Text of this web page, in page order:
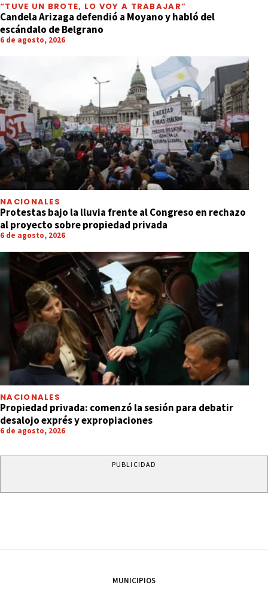
“TUVE UN BROTE, LO VOY A TRABAJAR”
Candela Arizaga defendió a Moyano y habló del
escándalo de Belgrano
6 de agosto, 2026
NACIONALES
Protestas bajo la lluvia frente al Congreso en rechazo
al proyecto sobre propiedad privada
6 de agosto, 2026
NACIONALES
Propiedad privada: comenzó la sesión para debatir
desalojo exprés y expropiaciones
6 de agosto, 2026
PUBLICIDAD
MUNICIPIOS